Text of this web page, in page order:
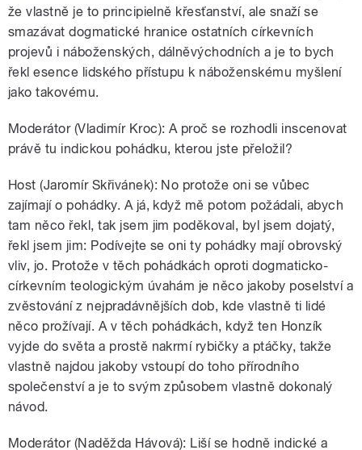
že vlastně je to principielně křesťanství, ale snaží se
smazávat dogmatické hranice ostatních církevních
projevů i náboženských, dálněvýchodních a je to bych
řekl esence lidského přístupu k náboženskému myšlení
jako takovému.
Moderátor (Vladimír Kroc): A proč se rozhodli inscenovat
právě tu indickou pohádku, kterou jste přeložil?
Host (Jaromír Skřivánek): No protože oni se vůbec
zajímají o pohádky. A já, když mě potom požádali, abych
tam něco řekl, tak jsem jim poděkoval, byl jsem dojatý,
řekl jsem jim: Podívejte se oni ty pohádky mají obrovský
vliv, jo. Protože v těch pohádkách oproti dogmaticko-
církevním teologickým úvahám je něco jakoby poselství a
zvěstování z nejpradávnějších dob, kde vlastně ti lidé
něco prožívají. A v těch pohádkách, když ten Honzík
vyjde do světa a prostě nakrmí rybičky a ptáčky, takže
vlastně najdou jakoby vstoupí do toho přírodního
společenství a je to svým způsobem vlastně dokonalý
návod.
Moderátor (Naděžda Hávová): Liší se hodně indické a